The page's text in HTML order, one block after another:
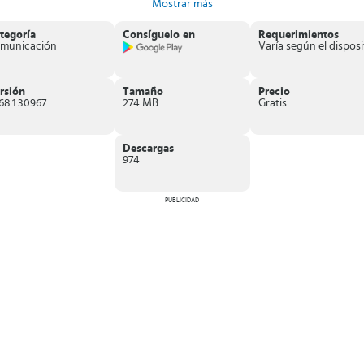
Mostrar más
Consíguelo en
Requerimientos
Tamaño
274 MB
Precio
Gratis
Descargas
974
PUBLICIDAD